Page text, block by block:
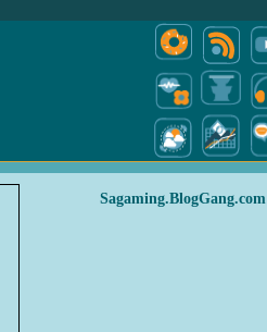
Sagaming.BlogGang.com